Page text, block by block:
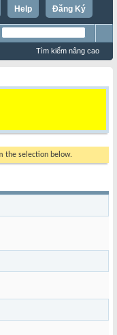
Đăng Ký
Help
Tìm kiếm nâng cao
the selection below.